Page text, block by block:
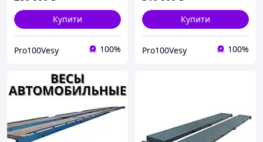
Купити
Pro100Vesy 100%
Купити
Pro100Vesy 100%